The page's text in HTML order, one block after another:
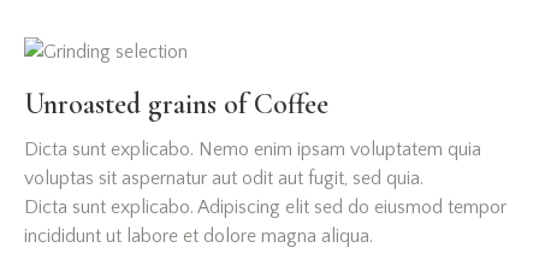
Unroasted grains of Coffee
Dicta sunt explicabo. Nemo enim ipsam voluptatem quia
voluptas sit aspernatur aut odit aut fugit, sed quia.
Dicta sunt explicabo. Adipiscing elit sed do eiusmod tempor
incididunt ut labore et dolore magna aliqua.